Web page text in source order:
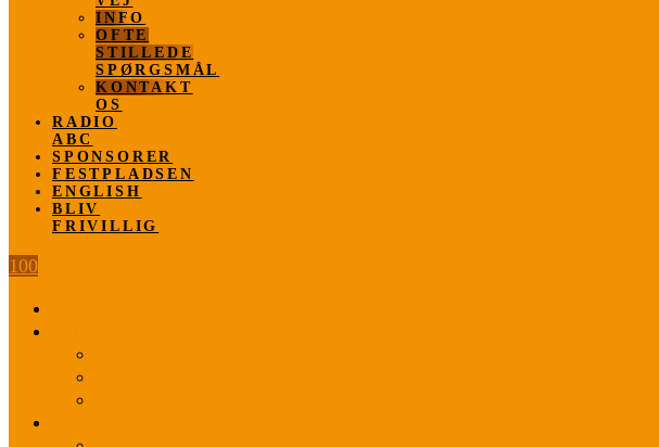
INFO
OFTE
STILLEDE
SPØRGSMÅL
KONTAKT
OS
RADIO
ABC
SPONSORER
FESTPLADSEN
ENGLISH
BLIV
FRIVILLIG
100